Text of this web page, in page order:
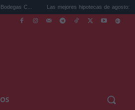
Las mejores hipotecas de agosto: el TAE más